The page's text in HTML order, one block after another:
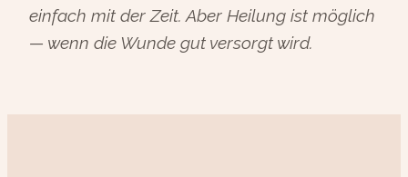
einfach mit der Zeit. Aber Heilung ist möglich
— wenn die Wunde gut versorgt wird.